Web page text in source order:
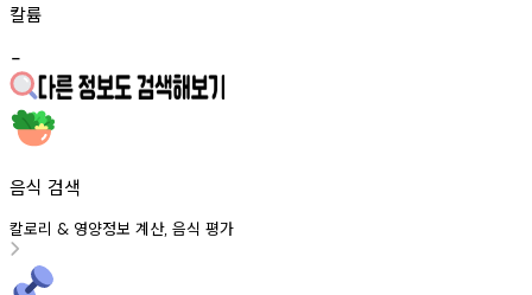
칼륨
-
음식 검색
칼로리 & 영양정보 계산, 음식 평가